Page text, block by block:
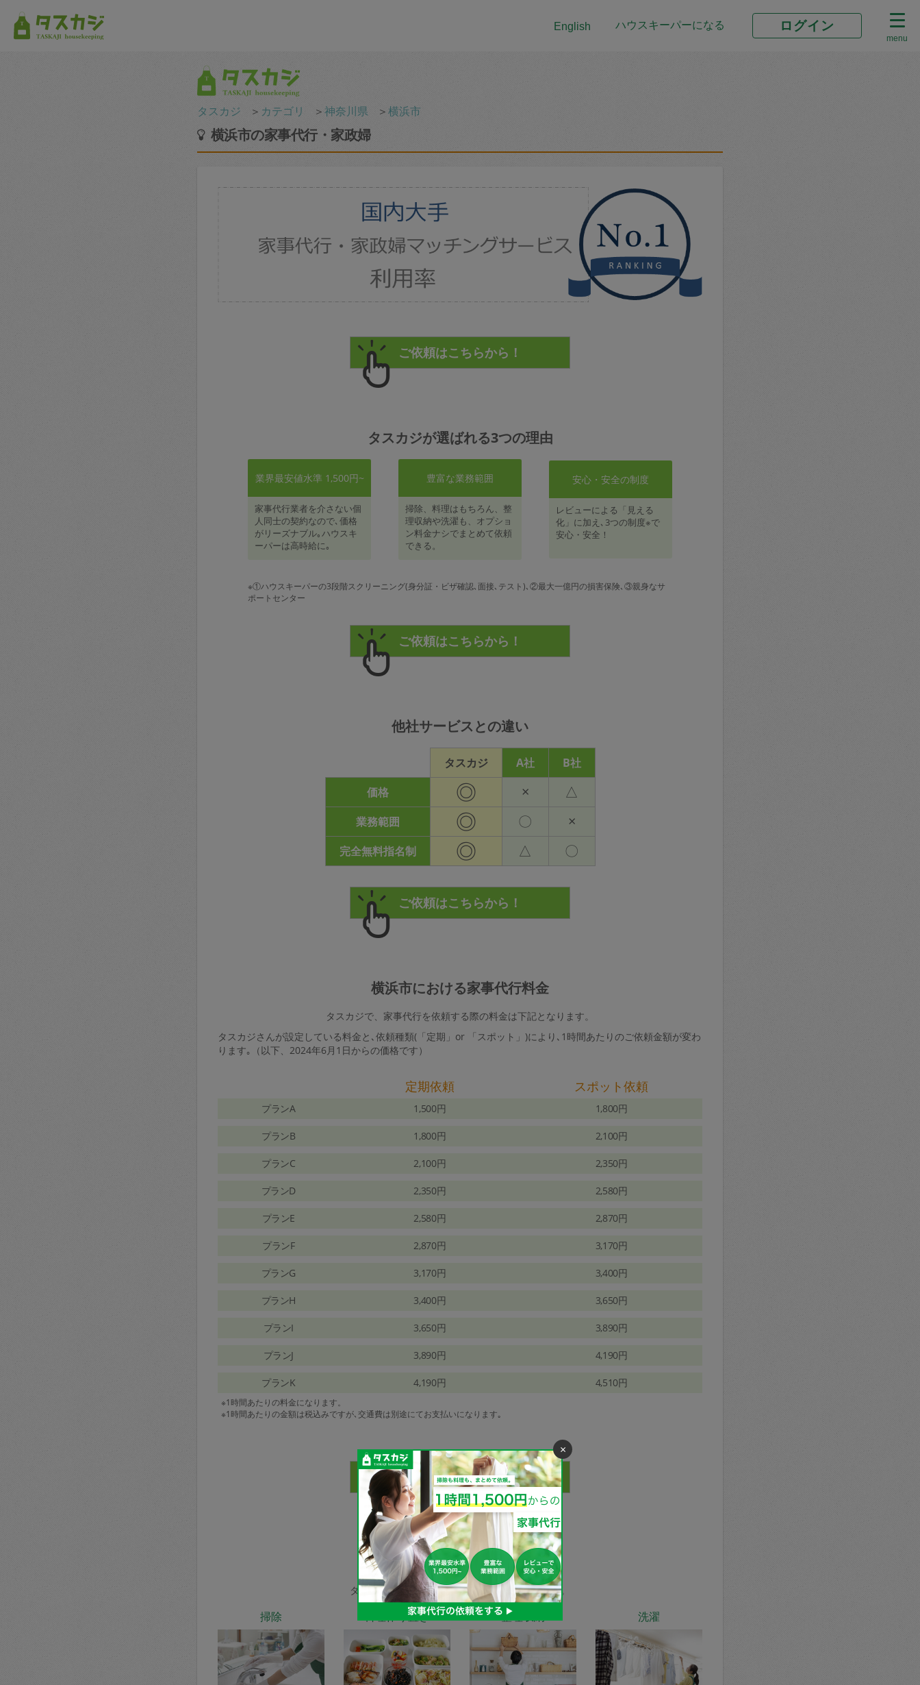
English ハウスキーパーになる ログイン
menu
タスカジ ＞ カテゴリ ＞神奈川県 ＞横浜市
横浜市の家事代行・家政婦
タスカジが選ばれる3つの理由
業界最安値水準 1,500円~
家事代行業者を介さない個
人同士の契約なので､価格
がリーズナブル｡ハウスキ
ーパーは高時給に｡
豊富な業務範囲
掃除、料理はもちろん、整
理収納や洗濯も、オプショ
ン料金ナシでまとめて依頼
できる。
安心・安全の制度
レビューによる「見える
化」に加え､3つの制度※で
安心・安全！
※①ハウスキーパーの3段階スクリーニング(身分証・ビザ確認､面接､テスト)､②最大一億円の損害保険､③親身なサ
ポートセンター
他社サービスとの違い
タスカジ A社
B社
価格
◎ × △
業務範囲 ◎ 〇 ×
完全無料指名制 ◎ △ 〇
横浜市における家事代行料金
タスカジで、家事代行を依頼する際の料金は下記となります。
タスカジさんが設定している料金と､依頼種類(「定期」or 「スポット」)により､1時間あたりのご依頼金額が変わ
ります｡（以下、2024年6月1日からの価格です）
定期依頼 スポット依頼
プランA 1,500円 1,800円
プランB 1,800円 2,100円
プランC 2,100円 2,350円
プランD 2,350円 2,580円
プランE 2,580円 2,870円
プランF 2,870円 3,170円
プランG 3,170円 3,400円
プランH 3,400円 3,650円
プランI 3,650円 3,890円
プランJ 3,890円 4,190円
プランK 4,190円 4,510円
※1時間あたりの料金になります。
※1時間あたりの金額は税込みですが､交通費は別途にてお支払いになります｡
家事代行サービスの種類
タスカジで依頼できるサービスは下記となります。
掃除 料理作り置き 整理収納 洗濯
×